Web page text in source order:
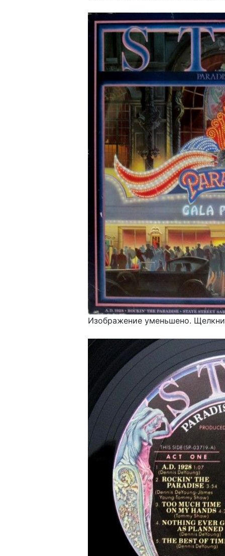
Изображение уменьшено.